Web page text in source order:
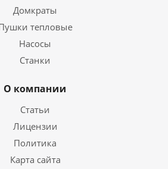
Домкраты
тепловые
Насосы
Станки
О компании
Статьи
Лицензии
Политика
Карта сайта